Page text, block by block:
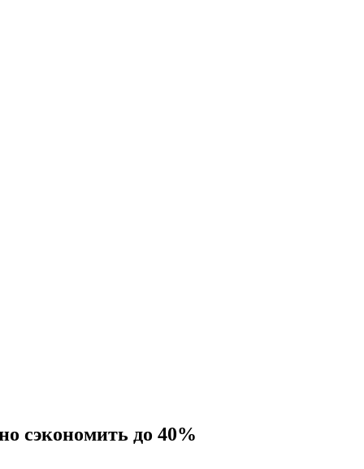
сэкономить до 40%